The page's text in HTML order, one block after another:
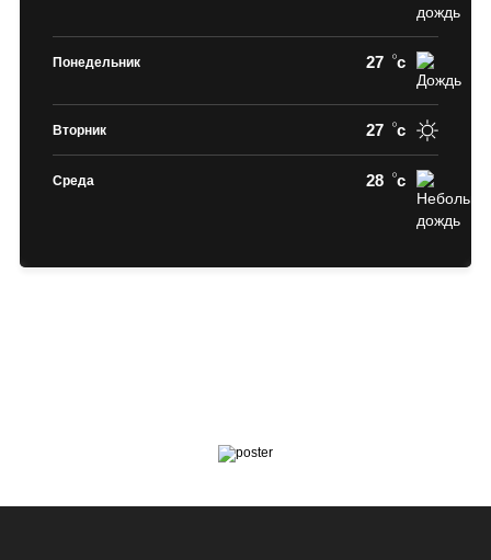
Понедельник 27 c
Вторник 27 c
Среда 28 c